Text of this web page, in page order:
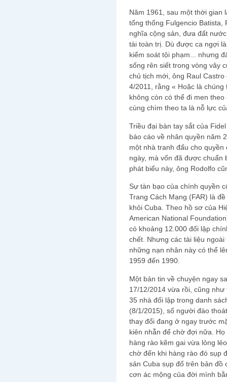
Năm 1961, sau một thời gian
tổng thống Fulgencio Batista,
nghĩa cộng sản, đưa đất
tài toàn trị. Dù được ca ngợi
kiểm soát tội phạm... nhưng
sống rên siết trong vòng vây
chủ tịch mới, ông Raul
4/2011, rằng « Hoặc là
không còn có thể đi men
cùng chìm theo ta là nỗ lực
Triều đại bàn tay sắt của
báo cáo về nhân quyền năm
một nhà tranh đấu cho
ngày, mà vốn đã được chuẩn
phát biểu này, ông Rodolfo
Sự tàn bạo của chính quyền
Trang Cách Mạng (FAR) là
khỏi Cuba. Theo hồ sơ của
American National
có khoảng 12.000 đối lập
chết. Nhưng các tài liệu
những nạn nhân này có thể
1959 đến 1990.
Một bản tin về chuyện ngay
17/12/2014 vừa rồi, cũng
35 nhà đối lập trong danh
(8/1/2015), số người đào
thay đổi đang ở ngay trước
kiên nhẫn để chờ đợi nữa.
hàng rào kẽm gai vừa lỏng
chờ đến khi hàng rào đó sụp
sản Cuba sụp đổ trên bản
cơn ác mộng của đời mình